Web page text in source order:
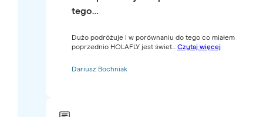
tego…
Dużo podróżuje I w porównaniu do tego co miałem
poprzednio HOLAFLY jest świet... Czytaj więcej
Dariusz Bochniak